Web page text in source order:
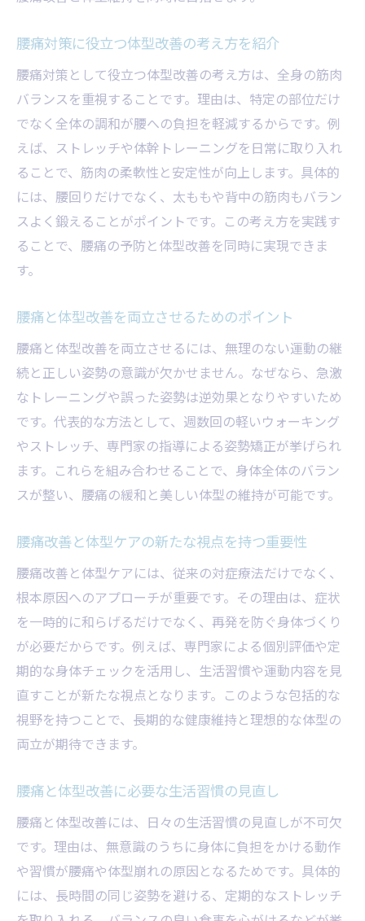
健康を守る腰痛対策と体型整え術
腰痛対策と体型改善のためのセルフケア法
腰痛予防と体型維持を両立する生活習慣
腰痛を防ぎ体型を整えるストレッチのすす
め
腰痛改善と体型維持に役立つ運動習慣
腰痛予防と体型ケアの正しい知識を伝授
腰痛と体型改善のために意識したい日常の
工夫
腰痛の根本原因から体型を整える方法
腰痛改善と体型バランス調整の秘訣を紹介
腰痛の根本対策と体型改善の実践ポイント
腰痛と体型の悩みを解消するメソッドの特
徴
腰痛改善に必要な体型ケアの取り組み方
腰痛と体型改善の効果を高めるメソッド活
用法
腰痛と体型改善を両立させる生活のポイン
ト
腰痛対策と体型維持を実現するコツを伝授
腰痛と体型改善に役立つセルフケアの実践
法
腰痛を改善しながら体型を維持する方法
腰痛と体型改善を続けるためのモチベーシ
再発しにくい腰痛ケアと体型コントロール
腰痛の再発予防と体型維持の両立法を紹介
腰痛対策と体型コントロールのポイント解
説
腰痛改善で体型を安定させる日々の習慣
腰痛対策に役立つ体型改善の考え方を紹介
腰痛対策として役立つ体型改善の考え方は、全身の筋肉
バランスを重視することです。理由は、特定の部位だけ
でなく全体の調和が腰への負担を軽減するからです。例
えば、ストレッチや体幹トレーニングを日常に取り入れ
ることで、筋肉の柔軟性と安定性が向上します。具体的
には、腰回りだけでなく、太ももや背中の筋肉もバラン
スよく鍛えることがポイントです。この考え方を実践す
ることで、腰痛の予防と体型改善を同時に実現できま
す。
腰痛と体型改善を両立させるためのポイント
腰痛と体型改善を両立させるには、無理のない運動の継
続と正しい姿勢の意識が欠かせません。なぜなら、急激
なトレーニングや誤った姿勢は逆効果となりやすいため
です。代表的な方法として、週数回の軽いウォーキング
やストレッチ、専門家の指導による姿勢矯正が挙げられ
ます。これらを組み合わせることで、身体全体のバラン
スが整い、腰痛の緩和と美しい体型の維持が可能です。
腰痛改善と体型ケアの新たな視点を持つ重要性
腰痛改善と体型ケアには、従来の対症療法だけでなく、
根本原因へのアプローチが重要です。その理由は、症状
を一時的に和らげるだけでなく、再発を防ぐ身体づくり
が必要だからです。例えば、専門家による個別評価や定
期的な身体チェックを活用し、生活習慣や運動内容を見
直すことが新たな視点となります。このような包括的な
視野を持つことで、長期的な健康維持と理想的な体型の
両立が期待できます。
腰痛と体型改善に必要な生活習慣の見直し
腰痛と体型改善には、日々の生活習慣の見直しが不可欠
です。理由は、無意識のうちに身体に負担をかける動作
や習慣が腰痛や体型崩れの原因となるためです。具体的
には、長時間の同じ姿勢を避ける、定期的なストレッチ